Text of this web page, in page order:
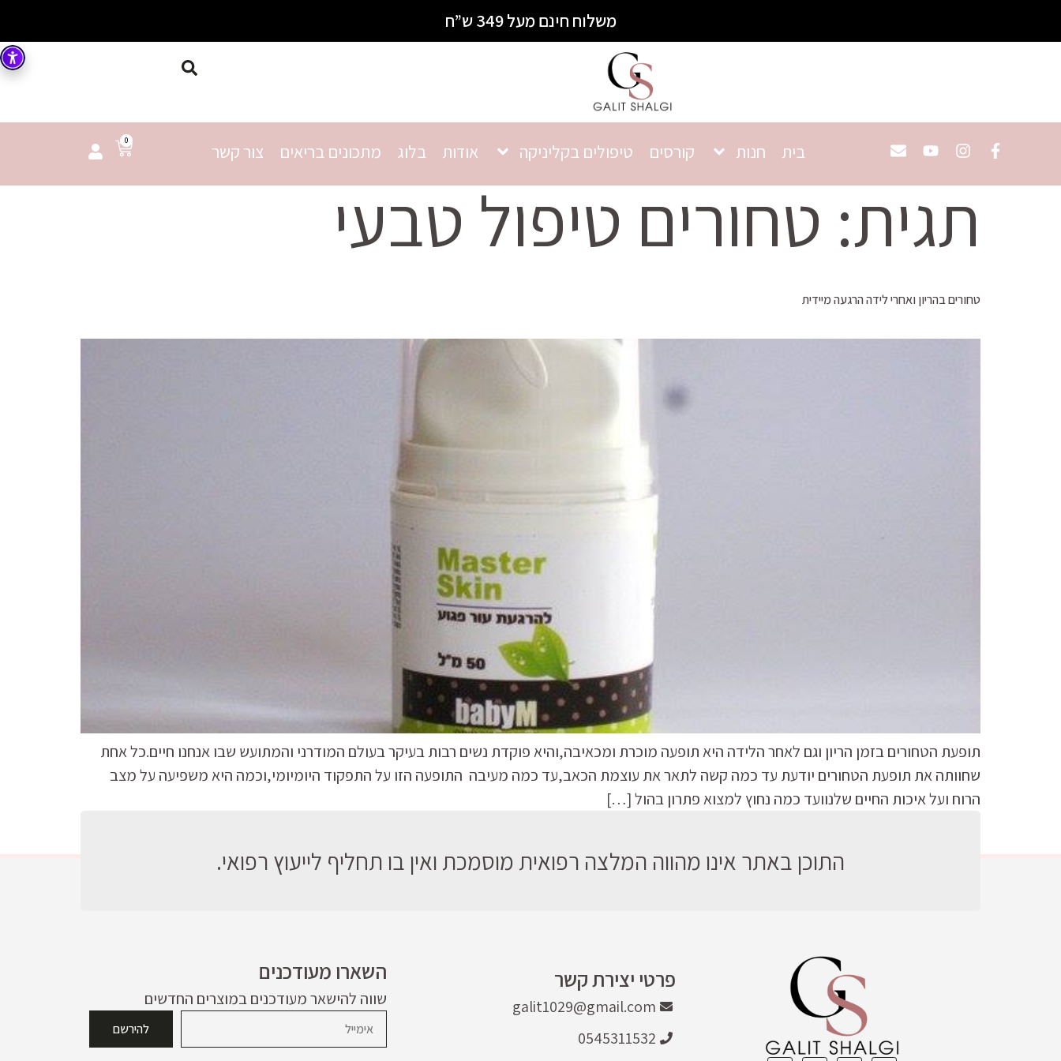
משלוח חינם מעל 349 ש”ח
בית חנות קורסים טיפולים בקליניקה אודות בלוג מתכונים בריאים צור קשר
0
תגית: טחורים טיפול טבעי
טחורים בהריון ואחרי לידה הרגעה מיידית
תופעת הטחורים בזמן הריון וגם לאחר הלידה היא תופעה מוכרת ומכאיבה,והיא פוקדת נשים רבות בעיקר בעולם המודרני והמתועש שבו אנחנו חיים.כל אחת
שחוותה את תופעת הטחורים יודעת עד כמה קשה לתאר את עוצמת הכאב,עד כמה מעיבה התופעה הזו על התפקוד היומיומי,וכמה היא משפיעה על מצב
הרוח ועל איכות החיים שלנוועד כמה נחוץ למצוא פתרון בהול […]
פרטי יצירת קשר
galit1029@gmail.com
0545311532
השארו מעודכנים
שווה להישאר מעודכנים במוצרים החדשים
להירשם
התוכן באתר אינו מהווה המלצה רפואית מוסמכת ואין בו תחליף לייעוץ רפואי.